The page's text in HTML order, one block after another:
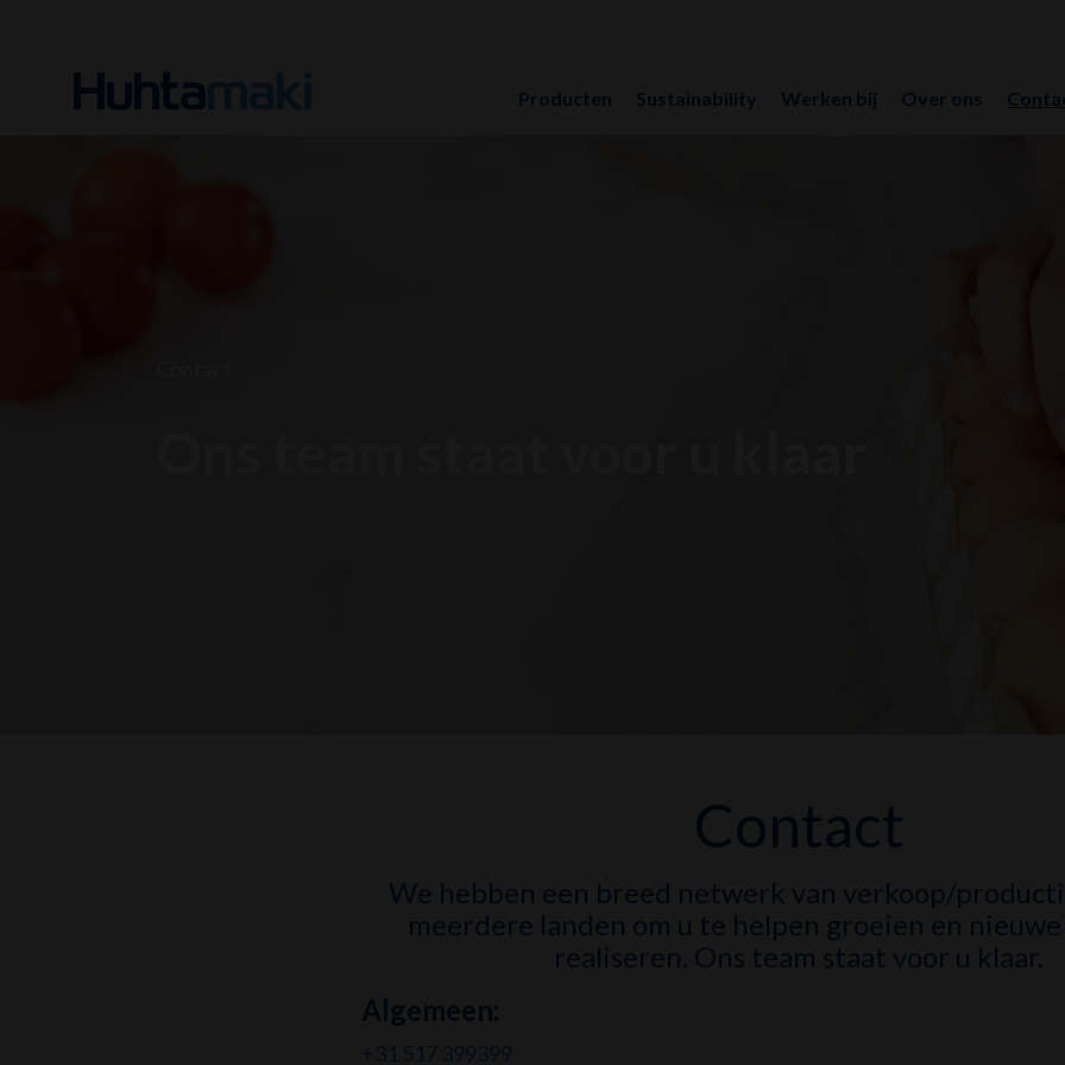
Producten Sustainability Werken bij Over ons
Contact
We hebben een breed netwerk van verkoop/
meerdere landen om u te helpen groeien en
realiseren. Ons team staat voor u klaar.
Algemeen:
+31 517 399399